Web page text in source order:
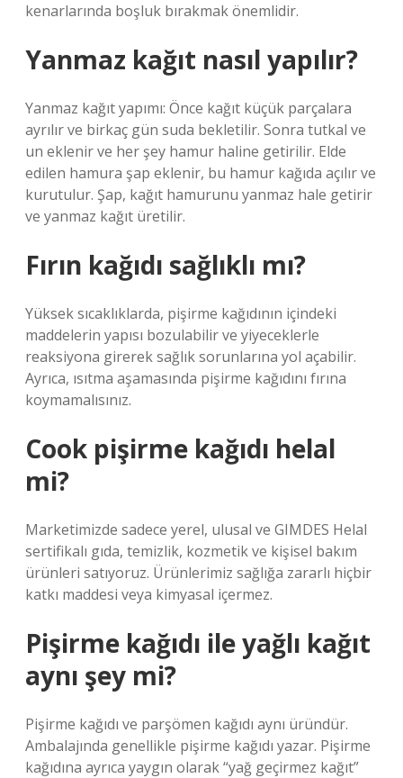
kenarlarında boşluk bırakmak önemlidir.
Yanmaz kağıt nasıl yapılır?
Yanmaz kağıt yapımı: Önce kağıt küçük parçalara
ayrılır ve birkaç gün suda bekletilir. Sonra tutkal ve
un eklenir ve her şey hamur haline getirilir. Elde
edilen hamura şap eklenir, bu hamur kağıda açılır ve
kurutulur. Şap, kağıt hamurunu yanmaz hale getirir
ve yanmaz kağıt üretilir.
Fırın kağıdı sağlıklı mı?
Yüksek sıcaklıklarda, pişirme kağıdının içindeki
maddelerin yapısı bozulabilir ve yiyeceklerle
reaksiyona girerek sağlık sorunlarına yol açabilir.
Ayrıca, ısıtma aşamasında pişirme kağıdını fırına
koymamalısınız.
Cook pişirme kağıdı helal
mi?
Marketimizde sadece yerel, ulusal ve GIMDES Helal
sertifikalı gıda, temizlik, kozmetik ve kişisel bakım
ürünleri satıyoruz. Ürünlerimiz sağlığa zararlı hiçbir
katkı maddesi veya kimyasal içermez.
Pişirme kağıdı ile yağlı kağıt
aynı şey mi?
Pişirme kağıdı ve parşömen kağıdı aynı üründür.
Ambalajında ​​genellikle pişirme kağıdı yazar. Pişirme
kağıdına ayrıca yaygın olarak “yağ geçirmez kağıt”